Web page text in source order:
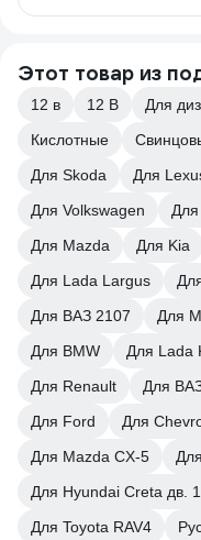
Этот товар из
12 в 12 В Для
Кислотные
Для Skoda
Для
Для Volkswagen
Для Mazda
Для Kia
Для Lada Largus
Для ВАЗ 2107
Для
Для BMW
Для Lada
Для Renault
Для
Для Ford
Для
Для Mazda CX-5
Для Hyundai Creta дв.
Для Toyota RAV4